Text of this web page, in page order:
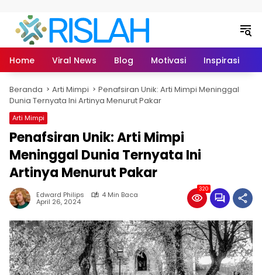
Home Viral News Blog Motivasi Inspirasi
Beranda Arti Mimpi
Penafsiran Unik: Arti Mimpi Meninggal
Dunia Ternyata Ini Artinya Menurut Pakar
Arti Mimpi
Penafsiran Unik: Arti Mimpi
Meninggal Dunia Ternyata Ini
Artinya Menurut Pakar
Edward Philips 4 Min Baca
April 26, 2024
320